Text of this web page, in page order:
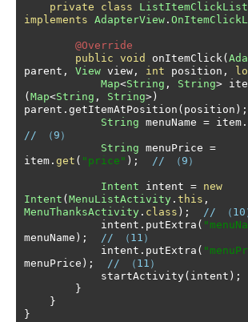
private class
implements AdapterView .
@Override
public void onItemClick(
parent , View view , int position ,
Map<String , String>
( Map<String , String>)
parent . getItemAtPosition ( position );
String menuName = item .
// （9）
String menuPrice =
item . get ( "price" ); // （9）
Intent intent = new
Intent ( MenuListActivity . this ,
MenuThanksActivity . class );
// （10
            intent
. putExtra (
menuName );
// （11）
            intent
. putExtra (
menuPrice );
// （11）
            startActivity
( intent );
}
}
}